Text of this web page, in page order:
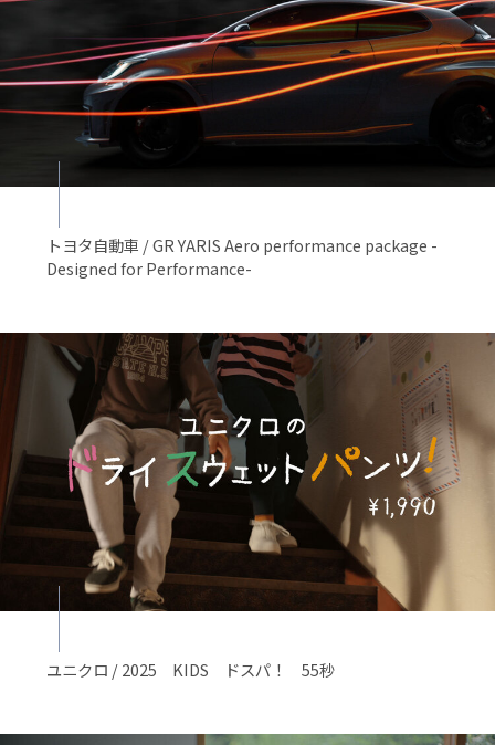
トヨタ自動車 / GR YARIS Aero performance package -
Designed for Performance-
ユニクロ / 2025 KIDS ドスパ！ 55秒